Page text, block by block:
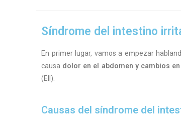
Síndrome del intestino
En primer lugar, vamos a empezar
causa dolor en el abdomen y cambios
(EII).
Causas del síndrome del